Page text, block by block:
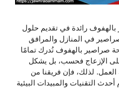
رائدة في تقديم حلول
في المنازل والمرافق
صراصير بالهفوف نُدرك تمامًا
الإزعاج فحسب، بل يشكل
لذلك، فإن فريقنا من
التقنيات والمبيدات البيئية